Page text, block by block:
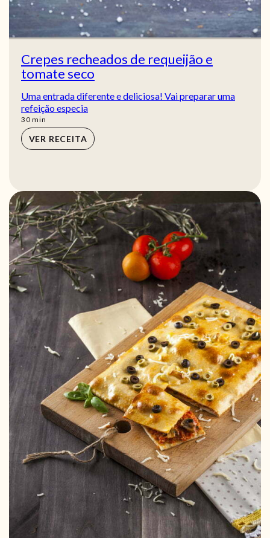
Crepes recheados de requeijão e
tomate seco
Uma entrada diferente e deliciosa! Vai preparar uma
refeição especia
30min
min
VER RECEITA